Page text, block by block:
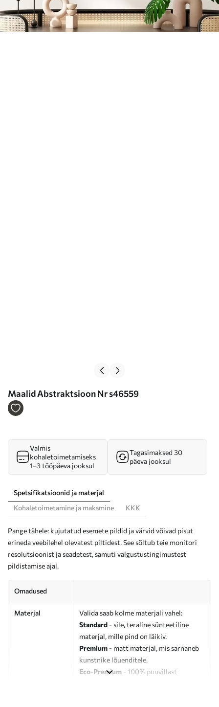
Maalid Abstraktsioon Nr s46559
Valmis
kohaletoimetamiseks
1–3 tööpäeva jooksul
Tagasimaksed 30
päeva jooksul
Spetsifikatsioonid ja materjal
Kohaletoimetamine ja maksmine
KKK
Pange tähele: kujutatud esemete pildid ja värvid võivad pisut
erineda veebilehel olevatest piltidest. See sõltub teie monitori
resolutsioonist ja seadetest, samuti valgustustingimustest
pildistamise ajal.
Omadused
Materjal
Valida saab kolme materjali vahel:
Standard - sile, teraline sünteetiline
materjal, mille pind on läikiv.
Premium - matt materjal, mis sarnaneb
kunstnike lõuenditele.
Eco-Premium - 100% puuvillast